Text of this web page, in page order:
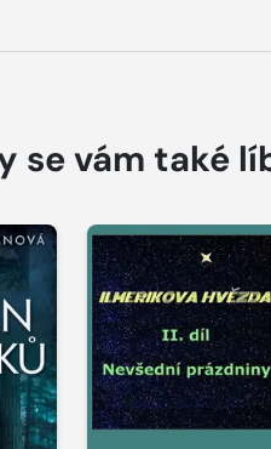
se vám také